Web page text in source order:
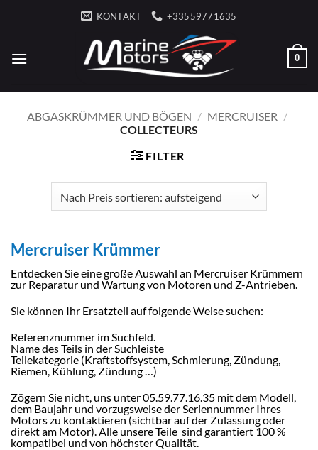
KONTAKT +33559771635
0
ABGASKRÜMMER UND BÖGEN / MERCRUISER /
COLLECTEURS
FILTER
Mercruiser Krümmer
Entdecken Sie eine große Auswahl an Mercruiser Krümmern
zur Reparatur und Wartung von Motoren und Z-Antrieben.
Sie können Ihr Ersatzteil auf folgende Weise suchen:
Referenznummer im Suchfeld.
Name des Teils in der Suchleiste
Teilekategorie (Kraftstoffsystem, Schmierung, Zündung,
Riemen, Kühlung, Zündung …)
Zögern Sie nicht, uns unter 05.59.77.16.35 mit dem Modell,
dem Baujahr und vorzugsweise der Seriennummer Ihres
Motors zu kontaktieren (sichtbar auf der Zulassung oder
direkt am Motor). Alle unsere Teile sind garantiert 100 %
kompatibel und von höchster Qualität.